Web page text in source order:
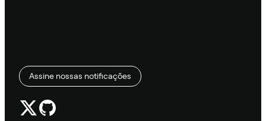
Assine nossas notificações